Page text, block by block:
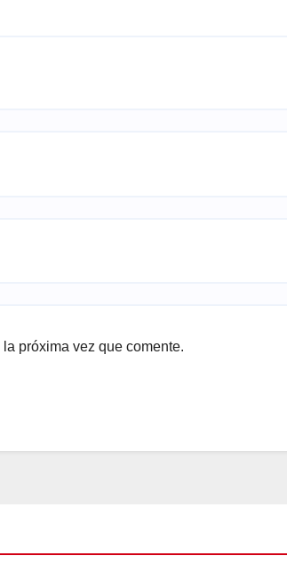
próxima vez que comente.